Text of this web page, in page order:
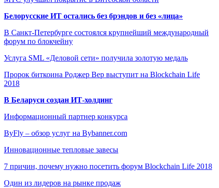
Белорусские ИТ остались без брэндов и без «лица»
В Санкт-Петербурге состоялся крупнейший международный
форум по блокчейну
Услуга SML «Деловой сети» получила золотую медаль
Пророк биткоина Роджер Вер выступит на Blockchain Life
2018
В Беларуси создан ИТ-холдинг
Информационный партнер конкурса
ByFly – обзор услуг на Bybanner.com
Инновационные тепловые завесы
7 причин, почему нужно посетить форум Blockchain Life 2018
Один из лидеров на рынке продаж